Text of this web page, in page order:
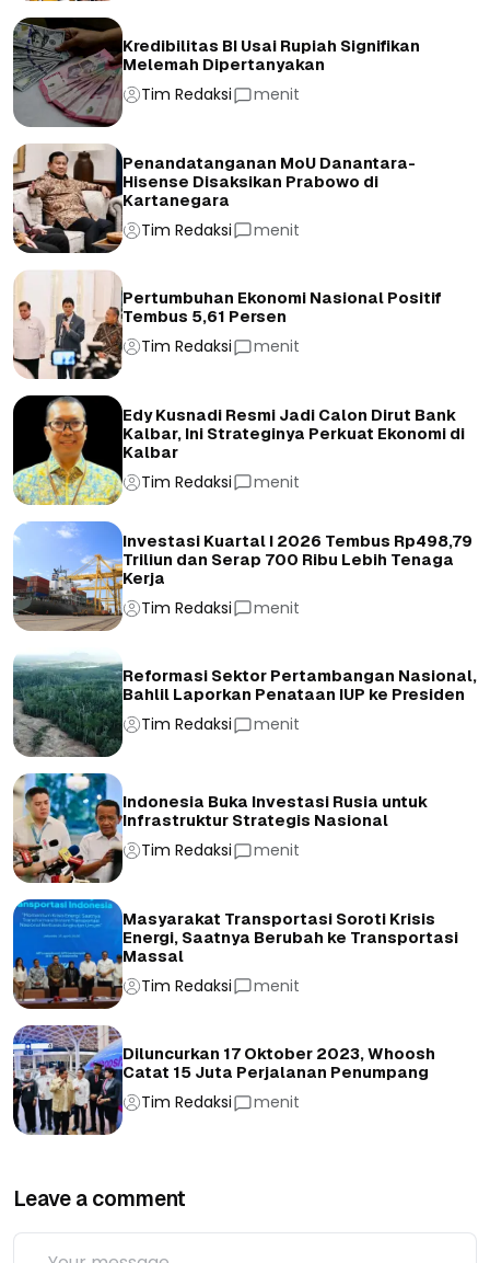
Kredibilitas BI Usai Rupiah Signifikan
Melemah Dipertanyakan
Tim Redaksi menit
Penandatanganan MoU Danantara-
Hisense Disaksikan Prabowo di
Kartanegara
Tim Redaksi menit
Pertumbuhan Ekonomi Nasional Positif
Tembus 5,61 Persen
Tim Redaksi menit
Edy Kusnadi Resmi Jadi Calon Dirut Bank
Kalbar, Ini Strateginya Perkuat Ekonomi di
Kalbar
Tim Redaksi menit
Investasi Kuartal I 2026 Tembus Rp498,79
Triliun dan Serap 700 Ribu Lebih Tenaga
Kerja
Tim Redaksi menit
Reformasi Sektor Pertambangan Nasional,
Bahlil Laporkan Penataan IUP ke Presiden
Tim Redaksi menit
Indonesia Buka Investasi Rusia untuk
Infrastruktur Strategis Nasional
Tim Redaksi menit
Masyarakat Transportasi Soroti Krisis
Energi, Saatnya Berubah ke Transportasi
Massal
Tim Redaksi menit
Diluncurkan 17 Oktober 2023, Whoosh
Catat 15 Juta Perjalanan Penumpang
Tim Redaksi menit
Leave a comment